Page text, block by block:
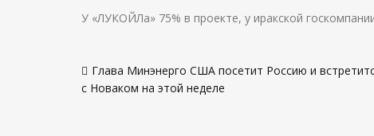
У «ЛУКОЙЛа» 75% в проекте, у иракской
поГлава Минэнерго США посетит Россию и
с Новаком на этой неделе